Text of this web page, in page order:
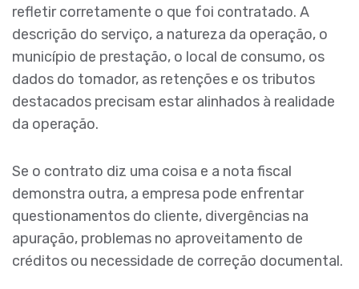
refletir corretamente o que foi contratado. A
descrição do serviço, a natureza da operação, o
município de prestação, o local de consumo, os
dados do tomador, as retenções e os tributos
destacados precisam estar alinhados à realidade
da operação.
Se o contrato diz uma coisa e a nota fiscal
demonstra outra, a empresa pode enfrentar
questionamentos do cliente, divergências na
apuração, problemas no aproveitamento de
créditos ou necessidade de correção documental.